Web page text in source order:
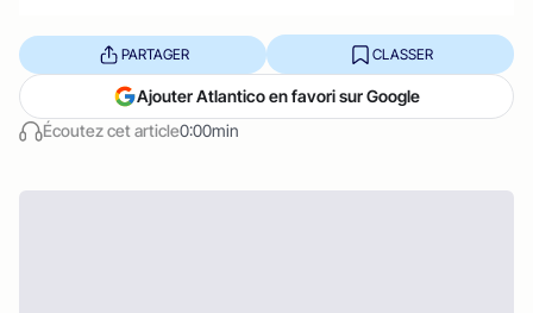
Écoutez cet article0:00min
PARTAGER CLASSER
Ajouter Atlantico en favori sur Google